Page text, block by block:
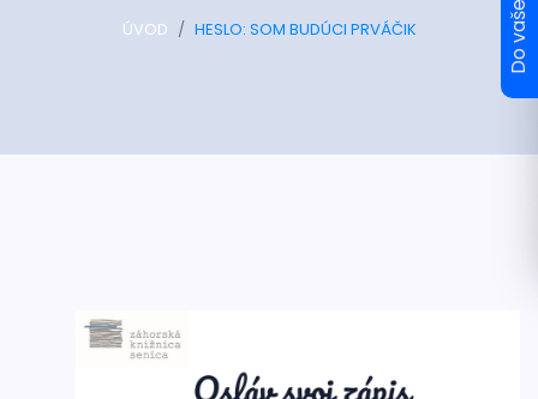
ÚVOD HESLO: SOM BUDÚCI PRVÁČIK